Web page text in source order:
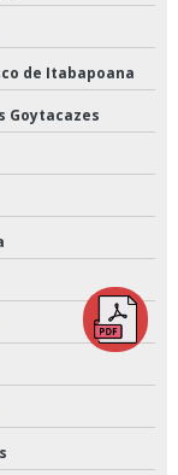
de Itabapoana
Goytacazes